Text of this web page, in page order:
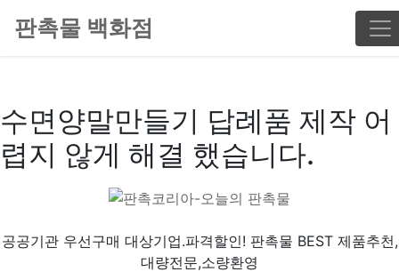
판촉물 백화점
수면양말만들기 답례품 제작 어
렵지 않게 해결 했습니다.
공공기관 우선구매 대상기업.파격할인! 판촉물 BEST 제품추천,
대량전문,소량환영